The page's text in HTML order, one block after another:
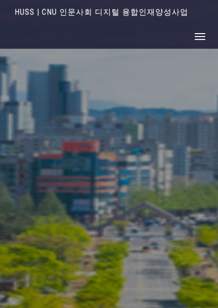
HUSS | CNU 인문사회 디지털 융합인재양성사업